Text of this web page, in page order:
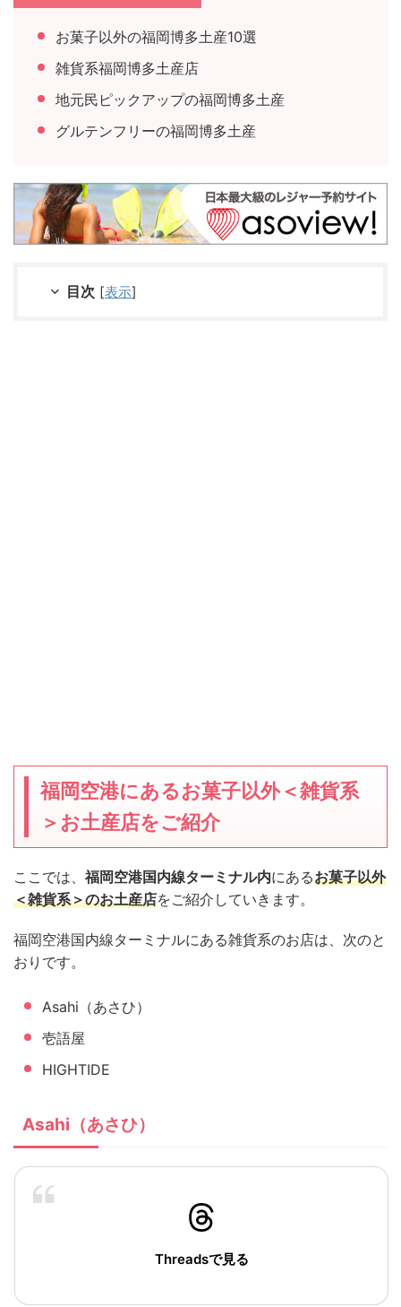
お菓子以外の福岡博多土産10選
雑貨系福岡博多土産店
地元民ピックアップの福岡博多土産
グルテンフリーの福岡博多土産
目次 [表示]
福岡空港にあるお菓子以外＜雑貨系
＞お土産店をご紹介
ここでは、 福岡空港国内線ターミナル内にあるお菓子以外
＜雑貨系＞のお土産店をご紹介していきます。
福岡空港国内線ターミナルにある雑貨系のお店は、次のと
おりです。
Asahi（あさひ）
壱語屋
HIGHTIDE
Asahi（あさひ）
Threadsで見る